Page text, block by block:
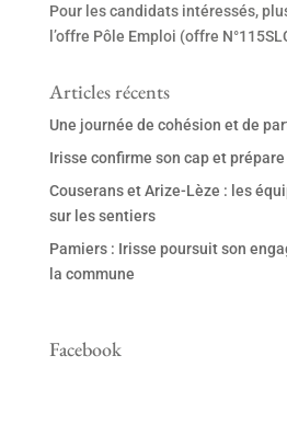
Pour les candidats intéressés,
l’offre Pôle Emploi (offre
Articles récents
Une journée de cohésion et de
Irisse confirme son cap et prépare
Couserans et Arize-Lèze : les
sur les sentiers
Pamiers : Irisse poursuit son
la commune
Facebook